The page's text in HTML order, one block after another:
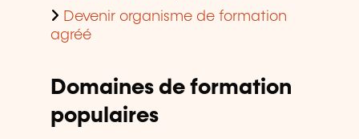
Devenir organisme de formation
agréé
Domaines de formation
populaires